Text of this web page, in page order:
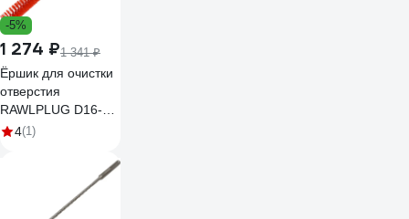
-5%
1 274 ₽1 341 ₽
Ёршик для очистки
отверстия
RAWLPLUG D16-
20мм R-BRUSH-
4(1)